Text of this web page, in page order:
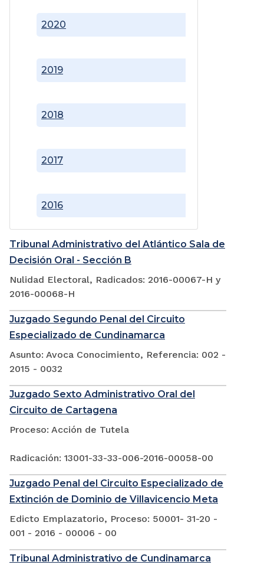
2016
2017
2018
2019
2020
Tribunal Administrativo del Atlántico Sala de
Decisión Oral - Sección B
Nulidad Electoral, Radicados: 2016-00067-H y
2016-00068-H
Juzgado Segundo Penal del Circuito
Especializado de Cundinamarca
Asunto: Avoca Conocimiento, Referencia: 002 -
2015 - 0032
Juzgado Sexto Administrativo Oral del
Circuito de Cartagena
Proceso: Acción de Tutela
Radicación: 13001-33-33-006-2016-00058-00
Juzgado Penal del Circuito Especializado de
Extinción de Dominio de Villavicencio Meta
Edicto Emplazatorio, Proceso: 50001- 31-20 -
001 - 2016 - 00006 - 00
Tribunal Administrativo de Cundinamarca